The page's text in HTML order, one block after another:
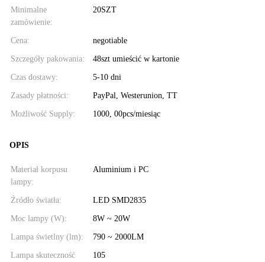
Minimalne
zamówienie:
20SZT
Cena: negotiable
Szczegóły pakowania: 48szt umieścić w kartonie
Czas dostawy: 5-10 dni
Zasady płatności: PayPal, Westerunion, TT
Możliwość Supply: 1000, 00pcs/miesiąc
OPIS
Materiał korpusu
lampy:
Aluminium i PC
Źródło światła: LED SMD2835
Moc lampy (W): 8W ~ 20W
Lampa świetlny (lm): 790 ~ 2000LM
Lampa skuteczność
105